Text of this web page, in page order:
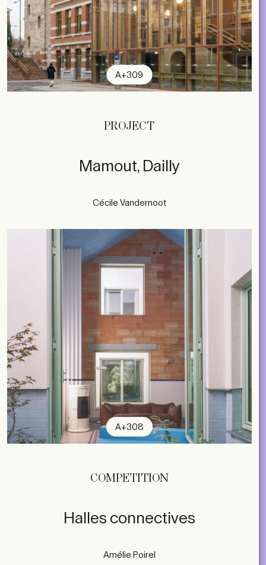
A+309
PROJECT
Mamout, Dailly
Cécile Vandernoot
A+308
COMPETITION
Halles connectives
Amélie Poirel